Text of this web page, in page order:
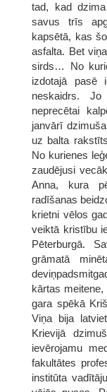
tad, kad
savus trīs
kapsētā, kas
asfalta. Bet
sirds… No
izdotajā pasē
neskaidrs.
neprecētai
janvārī
uz balta
No kurienes
zaudējusi
Anna, kura
radīšanas
krietni vēlos
veiktā kristību
Pēterburgā.
grāmatā
kārtas
gara spēkā
Viņa bija
Krievijā
ievērojamu
fakultātes
institūta